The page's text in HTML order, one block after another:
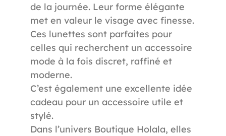
de la journée. Leur forme élégante
met en valeur le visage avec finesse.
Ces lunettes sont parfaites pour
celles qui recherchent un accessoire
mode à la fois discret, raffiné et
moderne.
C’est également une excellente idée
cadeau pour un accessoire utile et
stylé.
Dans l’univers Boutique Holala, elles